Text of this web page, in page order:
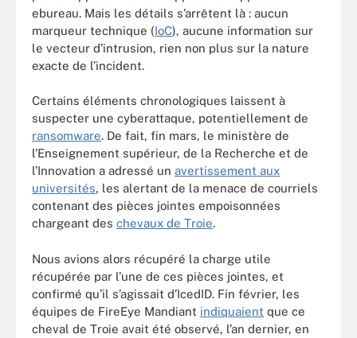
ebureau. Mais les détails s’arrêtent là : aucun
marqueur technique (IoC), aucune information sur
le vecteur d’intrusion, rien non plus sur la nature
exacte de l’incident.
Certains éléments chronologiques laissent à
suspecter une cyberattaque, potentiellement de
ransomware. De fait, fin mars, le ministère de
l’Enseignement supérieur, de la Recherche et de
l’Innovation a adressé un avertissement aux
universités, les alertant de la menace de courriels
contenant des pièces jointes empoisonnées
chargeant des chevaux de Troie.
Nous avions alors récupéré la charge utile
récupérée par l’une de ces pièces jointes, et
confirmé qu’il s’agissait d’IcedID. Fin février, les
équipes de FireEye Mandiant indiquaient que ce
cheval de Troie avait été observé, l’an dernier, en